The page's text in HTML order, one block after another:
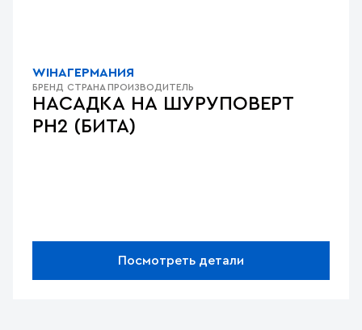
НАСАДКА НА ШУРУПОВЕРТ
PH2 (БИТА)
WIHA
БРЕНД
ГЕРМАНИЯ
СТРАНА ПРОИЗВОДИТЕЛЬ
Посмотреть детали